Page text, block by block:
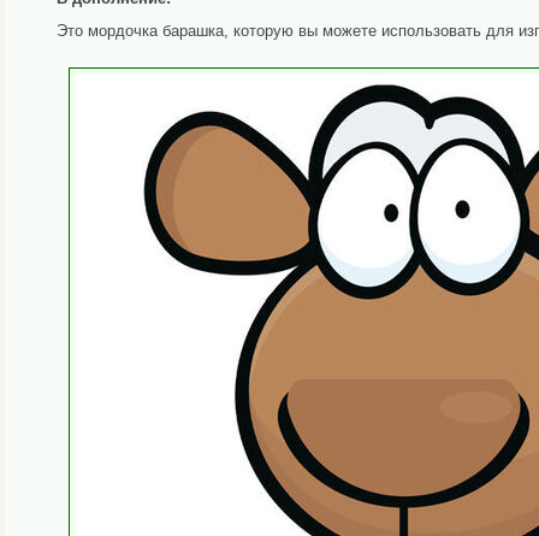
Это мордочка барашка, которую вы можете использовать для